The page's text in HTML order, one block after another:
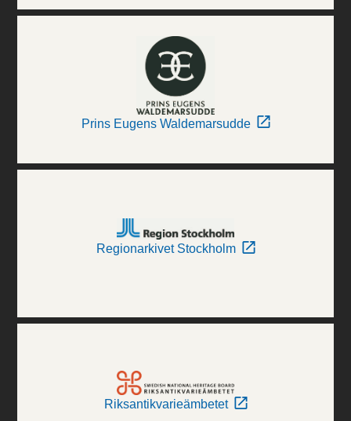
Prins Eugens Waldemarsudde
Regionarkivet Stockholm
Riksantikvarieämbetet